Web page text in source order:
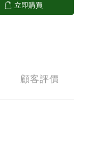
立即購買
顧客評價